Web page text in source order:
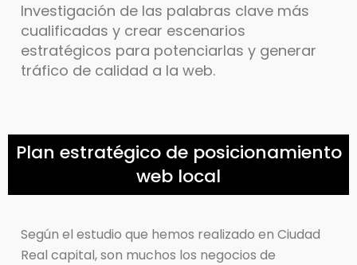
Investigación de las palabras clave más
cualificadas y crear escenarios
estratégicos para potenciarlas y generar
tráfico de calidad a la web.
Plan estratégico de posicionamiento
web local
Según el estudio que hemos realizado en Ciudad
Real capital, son muchos los negocios de